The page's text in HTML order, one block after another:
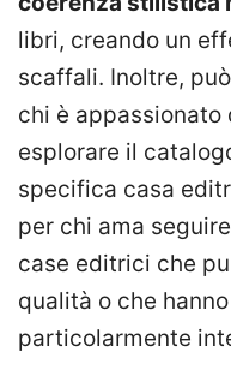
libri, creando un
scaffali. Inoltre,
chi è
esplorare il
specifica casa
per chi ama
case editrici che
qualità o che
particolarmente